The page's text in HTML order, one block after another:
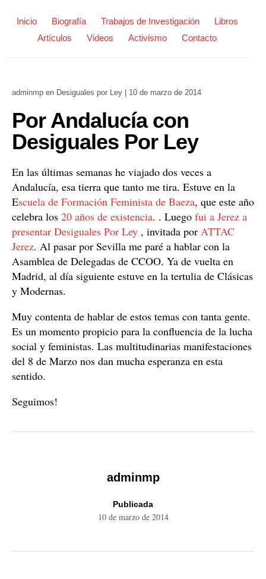
Inicio Biografía Trabajos de Investigación
Libros
Artículos
Videos Activismo Contacto
adminmp en Desiguales por Ley 10 de marzo de 2014
Por Andalucía con
Desiguales Por Ley
En las últimas semanas he viajado dos veces a
Andalucía, esa tierra que tanto me tira. Estuve en la
Escuela de Formación Feminista de Baeza, que este año
celebra los 20 años de existencia. . Luego fui a Jerez a
presentar Desiguales Por Ley , invitada por ATTAC
Jerez. Al pasar por Sevilla me paré a hablar con la
Asamblea de Delegadas de CCOO. Ya de vuelta en
Madrid, al día siguiente estuve en la tertulia de Clásicas
y Modernas.
Muy contenta de hablar de estos temas con tanta gente.
Es un momento propicio para la confluencia de la lucha
social y feministas. Las multitudinarias manifestaciones
del 8 de Marzo nos dan mucha esperanza en esta
sentido.
Seguimos!
adminmp
Publicada
10 de marzo de 2014